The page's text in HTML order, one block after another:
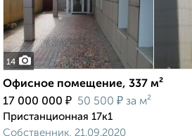
14
Офисное помещение, 337 м²
17 000 000 ₽ 50 500 ₽ за м²
Пристанционная 17к1
Собственник, 21.09.2020